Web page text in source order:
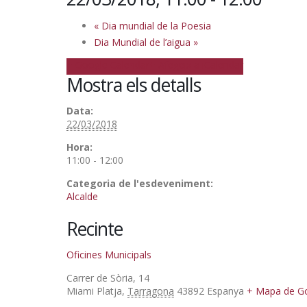
« Dia mundial de la Poesia
Dia Mundial de l’aigua »
Mostra els detalls
Data:
22/03/2018
Hora:
11:00 - 12:00
Categoria de l'esdeveniment:
Alcalde
Recinte
Oficines Municipals
Carrer de Sòria, 14
Miami Platja, Tarragona 43892 Espanya + Mapa de